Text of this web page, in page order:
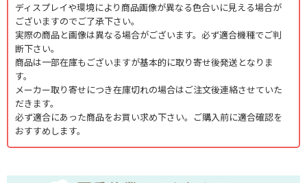
ディスプレイや環境により商品画像が異なる色合いに見える場合が
ございますのでご了承下さい。
実際の商品と画像は異なる場合がございます。必ず適合機種でご判
断下さい。
商品は一部在庫もございますが基本的に取り寄せ後発送となりま
す。
メーカー取り寄せにつき在庫切れの場合はご注文後連絡させていた
だきます。
必ず適合にあった商品をお買い求め下さい。ご購入前に適合確認を
おすすめします。